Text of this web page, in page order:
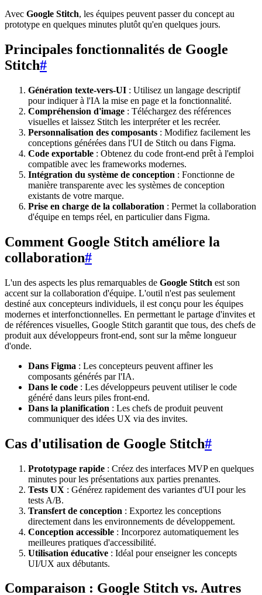
Avec Google Stitch, les équipes peuvent passer du concept au
prototype en quelques minutes plutôt qu'en quelques jours.
Principales fonctionnalités de Google
Stitch#
Génération texte-vers-UI : Utilisez un langage descriptif
pour indiquer à l'IA la mise en page et la fonctionnalité.
Compréhension d'image : Téléchargez des références
visuelles et laissez Stitch les interpréter et les recréer.
Personnalisation des composants : Modifiez facilement les
conceptions générées dans l'UI de Stitch ou dans Figma.
Code exportable : Obtenez du code front-end prêt à l'emploi
compatible avec les frameworks modernes.
Intégration du système de conception : Fonctionne de
manière transparente avec les systèmes de conception
existants de votre marque.
Prise en charge de la collaboration : Permet la collaboration
d'équipe en temps réel, en particulier dans Figma.
Comment Google Stitch améliore la
collaboration#
L'un des aspects les plus remarquables de Google Stitch est son
accent sur la collaboration d'équipe. L'outil n'est pas seulement
destiné aux concepteurs individuels, il est conçu pour les équipes
modernes et interfonctionnelles. En permettant le partage d'invites et
de références visuelles, Google Stitch garantit que tous, des chefs de
produit aux développeurs front-end, sont sur la même longueur
d'onde.
Dans Figma : Les concepteurs peuvent affiner les
composants générés par l'IA.
Dans le code : Les développeurs peuvent utiliser le code
généré dans leurs piles front-end.
Dans la planification : Les chefs de produit peuvent
communiquer des idées UX via des invites.
Cas d'utilisation de Google Stitch#
Prototypage rapide : Créez des interfaces MVP en quelques
minutes pour les présentations aux parties prenantes.
Tests UX : Générez rapidement des variantes d'UI pour les
tests A/B.
Transfert de conception : Exportez les conceptions
directement dans les environnements de développement.
Conception accessible : Incorporez automatiquement les
meilleures pratiques d'accessibilité.
Utilisation éducative : Idéal pour enseigner les concepts
UI/UX aux débutants.
Comparaison : Google Stitch vs. Autres